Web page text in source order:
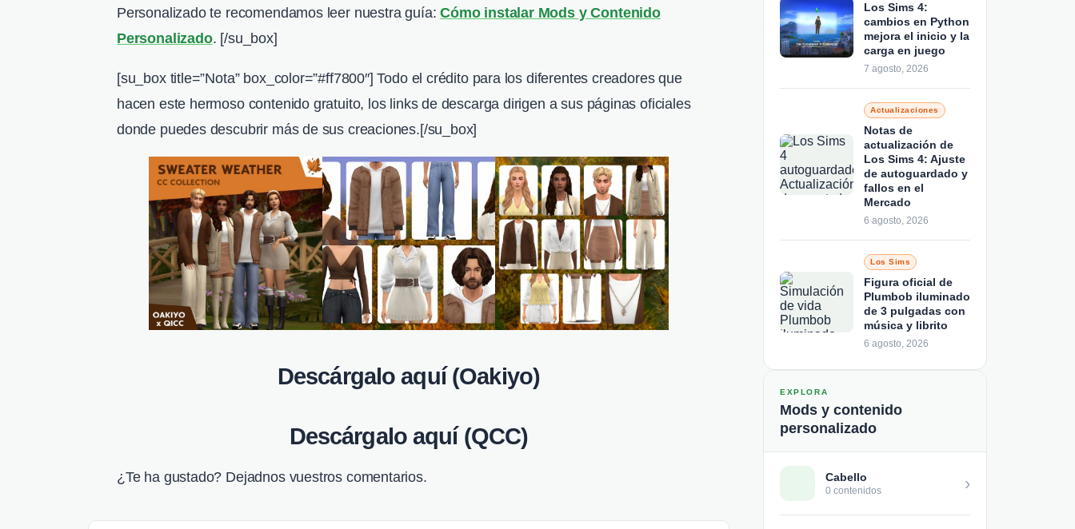
Personalizado te recomendamos leer nuestra guía:Cómo instalar Mods y Contenido
Personalizado. [/su_box]
[su_box title=”Nota” box_color=”#ff7800″] Todo el crédito para los diferentes creadores que
hacen este hermoso contenido gratuito, los links de descarga dirigen a sus páginas oficiales
donde puedes descubrir más de sus creaciones.[/su_box]
Descárgalo aquí (Oakiyo)
Descárgalo aquí (QCC)
¿Te ha gustado? Dejadnos vuestros comentarios.
Los Sims 4:
cambios en Python
mejora el inicio y la
carga en juego
7 agosto, 2026
Actualizaciones
Notas de
actualización de
Los Sims 4: Ajuste
de autoguardado y
fallos en el
Mercado
6 agosto, 2026
Los Sims
Figura oficial de
Plumbob iluminado
de 3 pulgadas con
música y librito
6 agosto, 2026
EXPLORA
Mods y contenido
personalizado
Cabello
0 contenidos ›